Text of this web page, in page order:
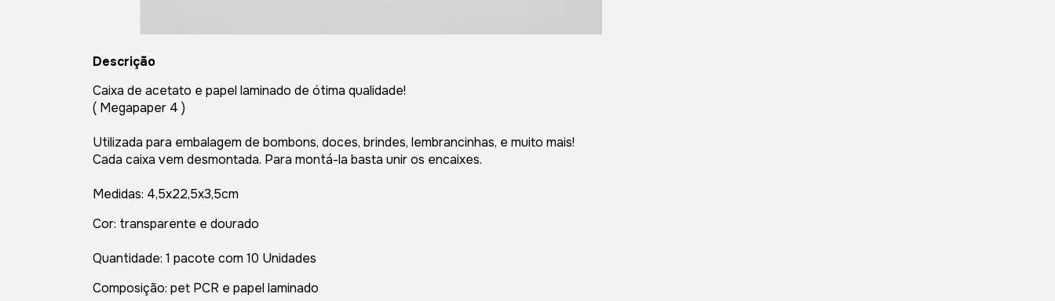
Descrição
Caixa de acetato e papel laminado de ótima qualidade!
( Megapaper 4 )
Utilizada para embalagem de bombons, doces, brindes, lembrancinhas, e muito mais!
Cada caixa vem desmontada. Para montá-la basta unir os encaixes.
Medidas: 4,5x22,5x3,5cm
Cor: transparente e dourado
Quantidade: 1 pacote com 10 Unidades
Composição: pet PCR e papel laminado